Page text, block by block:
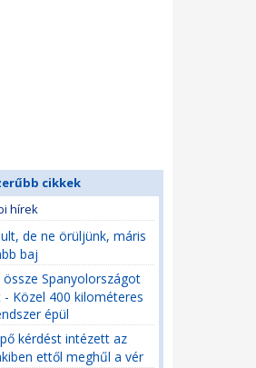
cikkek
hírek
de ne örüljünk, máris
baj
Spanyolországot
Közel 400 kilométeres
épül
kérdést intézett az
ettől meghűl a vér